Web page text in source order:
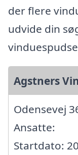
der flere
udvide din
Agstners
Odensevej
Ansatte:
Startdato: